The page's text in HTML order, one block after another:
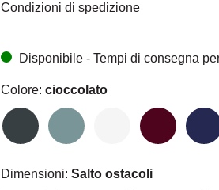
Condizioni di spedizione
Disponibile - Tempi di consegna
Colore: cioccolato
Dimensioni: Salto ostacoli